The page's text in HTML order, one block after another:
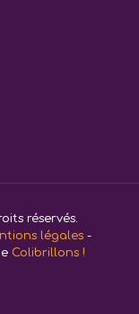
réservés.
légales -
Colibrillons !